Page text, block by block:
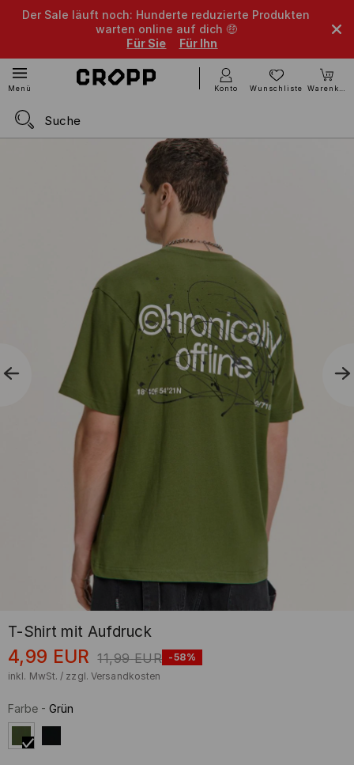
Der Sale läuft noch: Hunderte reduzierte Produkten
warten online auf dich 🤑
Für Sie
Für Ihn
Menü Konto Wunschliste Warenkorb
T-Shirt mit Aufdruck
4,99 EUR 11,99 EUR -58%
inkl. MwSt. / zzgl. Versandkosten
Farbe - Grün